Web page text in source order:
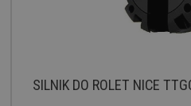
SILNIK DO ROLET NICE